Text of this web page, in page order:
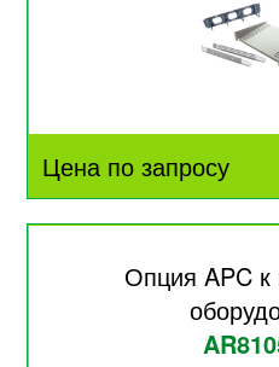
Цена по запросу
Опция APC